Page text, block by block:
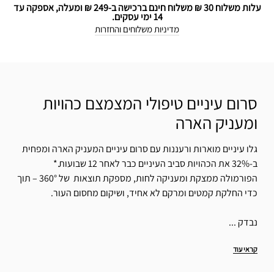
עלות משלוח 30 ₪ משלוח חינם ברכישה ב-249 ₪ ומעלה, אספקה עד
14 ימי עסקים.
מדיניות משלוחים והחזרות
סרום עיניים טיפולי המצמצם כהויות
ומעניק הארה
גלו עיניים מוארות ורעננות עם סרום עיניים המעניק הארה ומפחית
ב-32% את הכהויות סביב העיניים כבר לאחר 12 שבועות.*
הפורמולה ממצקת ומעניקה לחות, מספקת תוצאות של 360° – תוך
כדי החלקת קמטים ומרקם לא אחיד, ושיקום מחסום העור.
נבדק ...
קראי עוד